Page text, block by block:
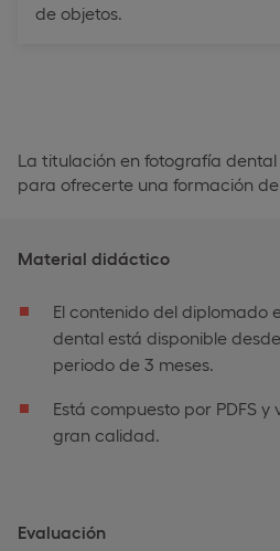
de objetos.
La titulación en fotografía
para ofrecerte una formación
Material didáctico
El contenido del diplomado
dental está disponible
periodo de 3 meses.
Está compuesto por PDFS
gran calidad.
Evaluación